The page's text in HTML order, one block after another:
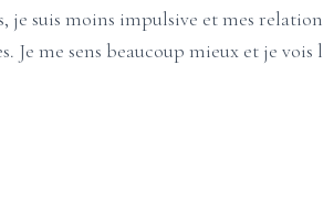
je suis moins impulsive et mes
Je me sens beaucoup mieux et je vois